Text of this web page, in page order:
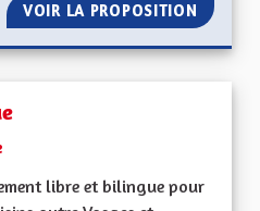
VOIR LA PROPOSITION
libre et bilingue pour